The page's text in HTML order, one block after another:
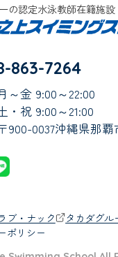
の認定水泳教師在籍施設
863-7264
～金 9:00～22:00
・祝 9:00～21:00
900-0037沖縄県那覇
ブ・ナック
タカダグル
ポリシー